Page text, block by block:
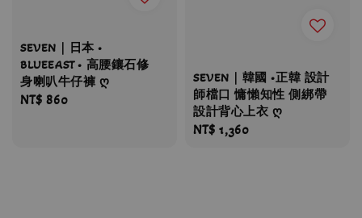
SEVEN｜日本 •
BLUEEAST • 高腰鑲石修
身喇叭牛仔褲 ღ
Regular
NT$ 860
SEVEN｜韓國 •正韓 設計
師檔口 慵懶知性 側綁帶
設計背心上衣 ღ
Regular
NT$ 1,360